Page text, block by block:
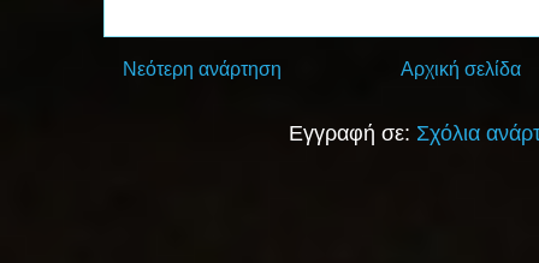
Νεότερη ανάρτηση Αρχική σελίδα
Εγγραφή σε: Σχόλια